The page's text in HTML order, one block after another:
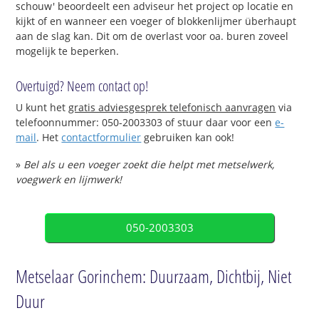
schouw' beoordeelt een adviseur het project op locatie en
kijkt of en wanneer een voeger of blokkenlijmer überhaupt
aan de slag kan. Dit om de overlast voor oa. buren zoveel
mogelijk te beperken.
Overtuigd? Neem contact op!
U kunt hetgratis adviesgesprek telefonisch aanvragen via
telefoonnummer: 050-2003303 of stuur daar voor eene-
mail. Hetcontactformulier gebruiken kan ook!
» Bel als u een voeger zoekt die helpt met metselwerk,
voegwerk en lijmwerk!
050-2003303
Metselaar Gorinchem: Duurzaam, Dichtbij, Niet
Duur